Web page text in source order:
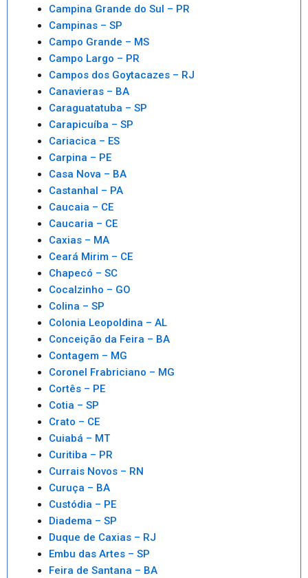
Campina Grande do Sul – PR
Campinas – SP
Campo Grande – MS
Campo Largo – PR
Campos dos Goytacazes – RJ
Canavieras – BA
Caraguatatuba – SP
Carapicuíba – SP
Cariacica – ES
Carpina – PE
Casa Nova – BA
Castanhal – PA
Caucaia – CE
Caucaria – CE
Caxias – MA
Ceará Mirim – CE
Chapecó – SC
Cocalzinho – GO
Colina – SP
Colonia Leopoldina – AL
Conceição da Feira – BA
Contagem – MG
Coronel Frabriciano – MG
Cortês – PE
Cotia – SP
Crato – CE
Cuiabá – MT
Curitiba – PR
Currais Novos – RN
Curuça – BA
Custódia – PE
Diadema – SP
Duque de Caxias – RJ
Embu das Artes – SP
Feira de Santana – BA